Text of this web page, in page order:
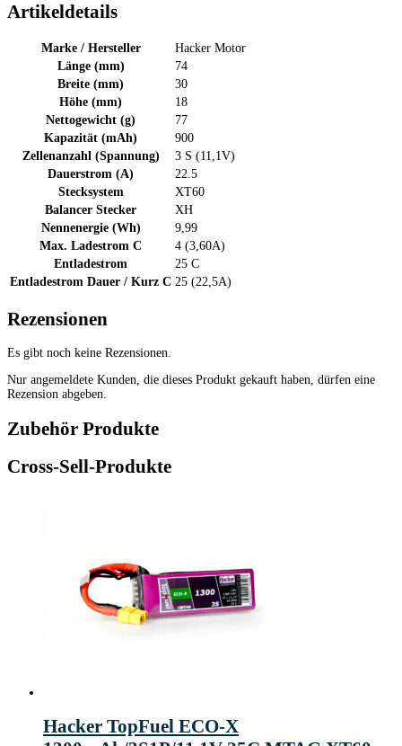
Artikeldetails
Marke / Hersteller
Hacker Motor
Länge (mm)
74
Breite (mm)
30
Höhe (mm)
18
Nettogewicht (g)
77
Kapazität (mAh)
900
Zellenanzahl (Spannung)
3 S (11,1V)
Dauerstrom (A)
22.5
Stecksystem
XT60
Balancer Stecker
XH
Nennenergie (Wh)
9,99
Max. Ladestrom C
4 (3,60A)
Entladestrom
25 C
Entladestrom Dauer / Kurz C 25 (22,5A)
Rezensionen
Es gibt noch keine Rezensionen.
Nur angemeldete Kunden, die dieses Produkt gekauft haben, dürfen eine
Rezension abgeben.
Zubehör Produkte
Cross-Sell-Produkte
Hacker TopFuel ECO-X